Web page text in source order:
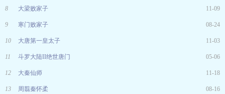
8 大梁败家子 11-09
9 寒门败家子 08-24
10 大唐第一皇太子 11-03
11 斗罗大陆II绝世唐门 05-06
12 大秦仙师 11-18
13 周翦秦怀柔 08-16